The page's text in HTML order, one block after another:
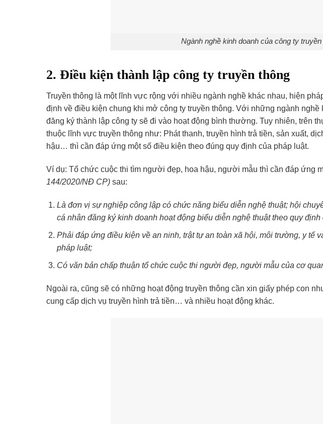
Ngành nghề kinh doanh của công ty truyền
2. Điều kiện thành lập công ty truyền thông
Truyền thông là một lĩnh vực rộng với nhiều ngành nghề khác nhau, hiện
định về điều kiện chung khi mở công ty truyền thông. Với những ngành
đăng ký thành lập công ty sẽ đi vào hoạt động bình thường. Tuy nhiên, trên
thuộc lĩnh vực truyền thông như: Phát thanh, truyền hình trả tiền, sản xuất,
hậu… thì cần đáp ứng một số điều kiện theo đúng quy định của pháp luật.
Ví dụ: Tổ chức cuộc thi tìm người đẹp, hoa hậu, người mẫu thì cần đáp ứng
144/2020/NĐ CP) sau:
Là đơn vị sự nghiệp công lập có chức năng biểu diễn nghệ thuật; hội
cá nhân đăng ký kinh doanh hoạt động biểu diễn nghệ thuật theo quy định
Phải đáp ứng điều kiện về an ninh, trật tự an toàn xã hội, môi trường, y tế
pháp luật;
Có văn bản chấp thuận tổ chức cuộc thi người đẹp, người mẫu của cơ
Ngoài ra, cũng sẽ có những hoạt động truyền thông cần xin giấy phép con
cung cấp dịch vụ truyền hình trả tiền… và nhiều hoạt động khác.